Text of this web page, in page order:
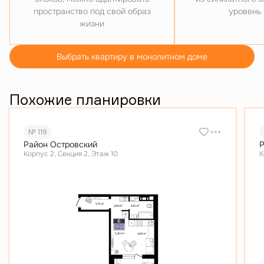
пространство под свой образ
жизни
Выбрать квартиру в монолитном доме
Похожие планировки
№ 119
Район Островский
Корпус 2, Секция 2, Этаж 10